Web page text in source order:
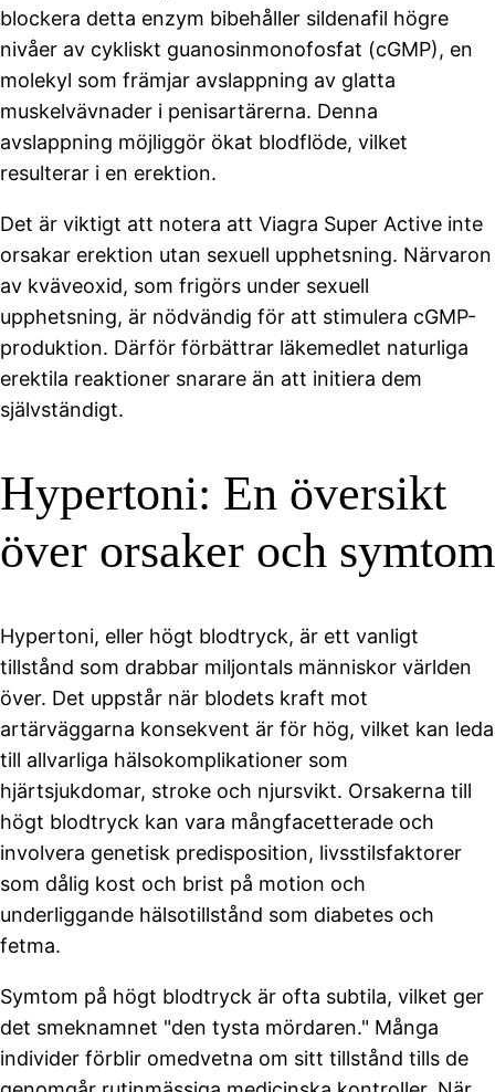
blockera detta enzym bibehåller sildenafil högre
nivåer av cykliskt guanosinmonofosfat (cGMP), en
molekyl som främjar avslappning av glatta
muskelvävnader i penisartärerna. Denna
avslappning möjliggör ökat blodflöde, vilket
resulterar i en erektion.
Det är viktigt att notera att Viagra Super Active inte
orsakar erektion utan sexuell upphetsning. Närvaron
av kväveoxid, som frigörs under sexuell
upphetsning, är nödvändig för att stimulera cGMP-
produktion. Därför förbättrar läkemedlet naturliga
erektila reaktioner snarare än att initiera dem
självständigt.
Hypertoni: En översikt
över orsaker och symtom
Hypertoni, eller högt blodtryck, är ett vanligt
tillstånd som drabbar miljontals människor världen
över. Det uppstår när blodets kraft mot
artärväggarna konsekvent är för hög, vilket kan leda
till allvarliga hälsokomplikationer som
hjärtsjukdomar, stroke och njursvikt. Orsakerna till
högt blodtryck kan vara mångfacetterade och
involvera genetisk predisposition, livsstilsfaktorer
som dålig kost och brist på motion och
underliggande hälsotillstånd som diabetes och
fetma.
Symtom på högt blodtryck är ofta subtila, vilket ger
det smeknamnet "den tysta mördaren." Många
individer förblir omedvetna om sitt tillstånd tills de